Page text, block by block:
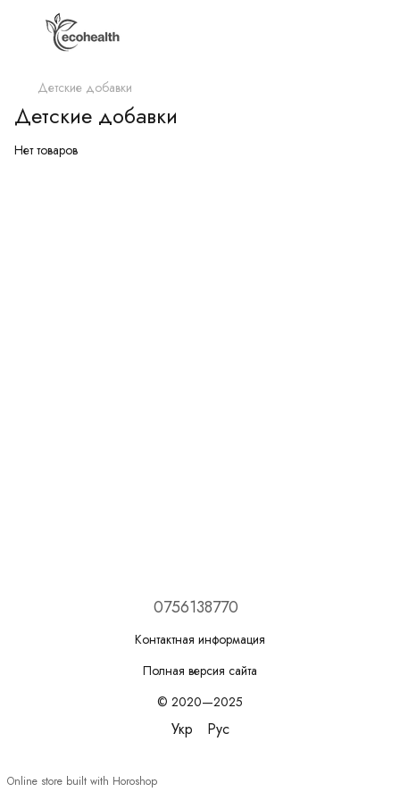
Детские добавки
Детские добавки
Нет товаров
0756138770
Контактная информация
Полная версия сайта
© 2020—2025
Укр Рус
Online store built with Horoshop